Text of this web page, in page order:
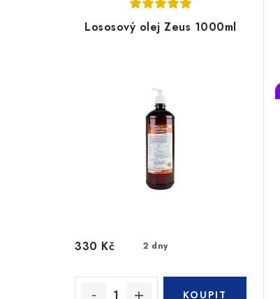
Lososový olej Zeus 1000ml
2 dny
330 Kč